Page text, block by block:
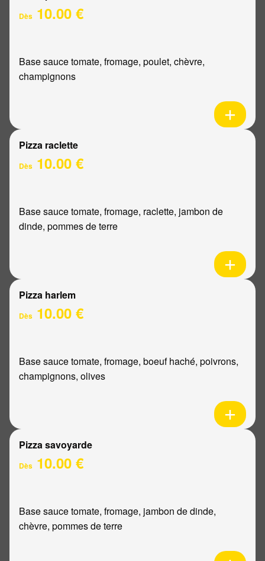
Dès 10.00 €
Base sauce tomate, fromage, poulet, chèvre,
champignons
Pizza raclette
Dès 10.00 €
Base sauce tomate, fromage, raclette, jambon de
dinde, pommes de terre
Pizza harlem
Dès 10.00 €
Base sauce tomate, fromage, boeuf haché, poivrons,
champignons, olives
Pizza savoyarde
Dès 10.00 €
Base sauce tomate, fromage, jambon de dinde,
chèvre, pommes de terre